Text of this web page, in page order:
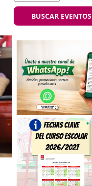
BUSCAR EVENTOS